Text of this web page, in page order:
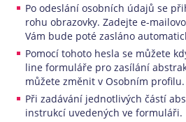
Po odeslání osobních údajů se
rohu obrazovky. Zadejte e-
Vám bude poté zasláno
Pomocí tohoto hesla se můžete
line formuláře pro zasílání
můžete změnit v Osobním profilu.
Při zadávání jednotlivých částí
instrukcí uvedených ve formuláři.